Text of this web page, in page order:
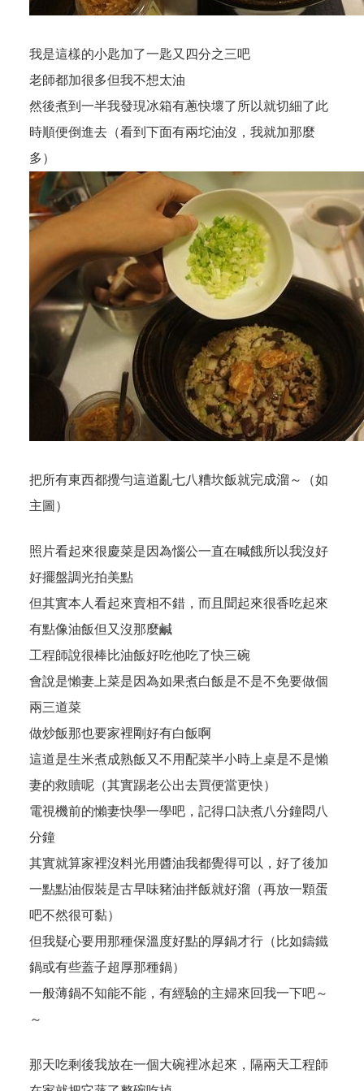
我是這樣的小匙加了一匙又四分之三吧
老師都加很多但我不想太油
然後煮到一半我發現冰箱有蔥快壞了所以就切細了此
時順便倒進去（看到下面有兩坨油沒，我就加那麼
多）
把所有東西都攪勻這道亂七八糟坎飯就完成溜～（如
主圖）
照片看起來很慶菜是因為惱公一直在喊餓所以我沒好
好擺盤調光拍美點
但其實本人看起來賣相不錯，而且聞起來很香吃起來
有點像油飯但又沒那麼鹹
工程師說很棒比油飯好吃他吃了快三碗
會說是懶妻上菜是因為如果煮白飯是不是不免要做個
兩三道菜
做炒飯那也要家裡剛好有白飯啊
這道是生米煮成熟飯又不用配菜半小時上桌是不是懶
妻的救贖呢（其實踢老公出去買便當更快）
電視機前的懶妻快學一學吧，記得口訣煮八分鐘悶八
分鐘
其實就算家裡沒料光用醬油我都覺得可以，好了後加
一點點油假裝是古早味豬油拌飯就好溜（再放一顆蛋
吧不然很可黏）
但我疑心要用那種保溫度好點的厚鍋才行（比如鑄鐵
鍋或有些蓋子超厚那種鍋）
一般薄鍋不知能不能，有經驗的主婦來回我一下吧～
～
那天吃剩後我放在一個大碗裡冰起來，隔兩天工程師